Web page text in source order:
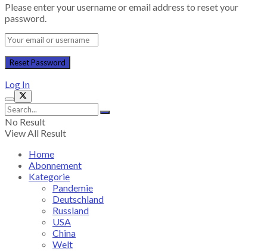
Please enter your username or email address to reset your
password.
Log In
No Result
View All Result
Home
Abonnement
Kategorie
Pandemie
Deutschland
Russland
USA
China
Welt